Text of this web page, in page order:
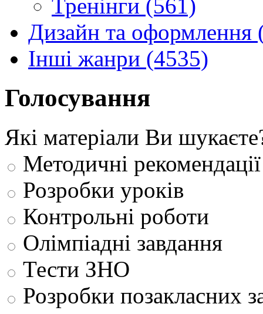
Тренінги (561)
Дизайн та оформлення
Інші жанри (4535)
Голосування
Які матеріали Ви
Методичні рекомендації
Розробки уроків
Контрольні роботи
Олімпіадні завдання
Тести ЗНО
Розробки позакласних